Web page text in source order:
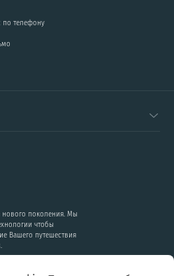
по телефону
нового поколения. Мы
чтобы
Вашего путешествия